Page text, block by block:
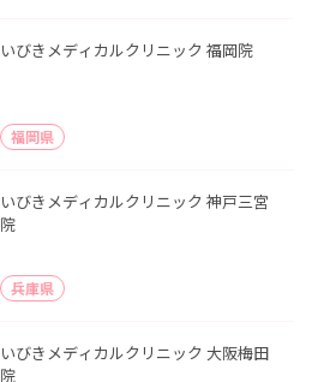
いびきメディカルクリニック 福岡院
福岡県
いびきメディカルクリニック 神戸三宮
院
兵庫県
いびきメディカルクリニック 大阪梅田
院